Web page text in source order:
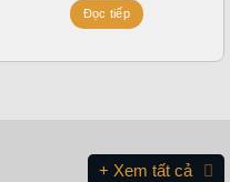
Đọc tiếp
+ Xem tất cả